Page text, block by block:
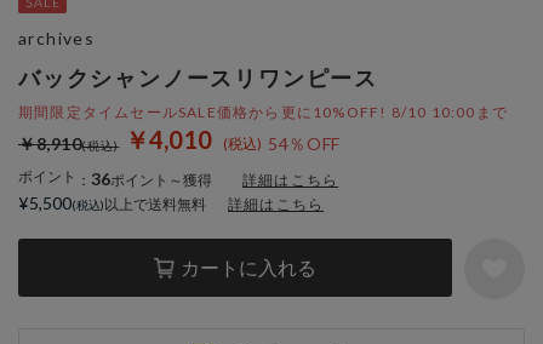
バックシャンノースリワンピース
期間限定タイムセールSALE価格から更に10%OFF! 8/10 10:00まで
￥4,010 54％OFF
￥8,910
ポイント ： 36ポイント～獲得 詳細はこちら
カートに入れる
archives
¥5,500 以上で送料無料 詳細はこちら